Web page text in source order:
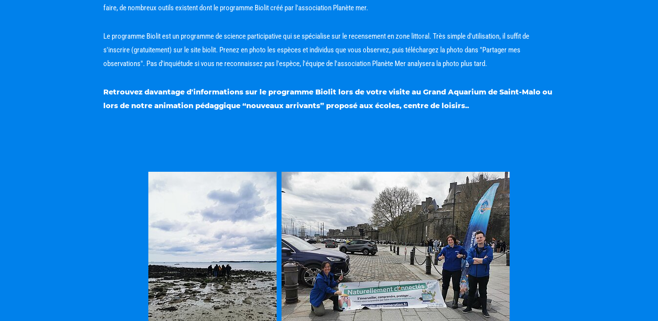
faire, de nombreux outils existent dont le programme Biolit créé par l'association Planète mer.
Le programme Biolit est un programme de science participative qui se spécialise sur le recensement en zone littoral. Très simple d'utilisation, il suffit de
s'inscrire (gratuitement) sur le site biolit. Prenez en photo les espèces et individus que vous observez, puis téléchargez la photo dans "Partager mes
observations". Pas d'inquiétude si vous ne reconnaissez pas l'espèce, l'équipe de l'association Planète Mer analysera la photo plus tard.
Retrouvez davantage d'informations sur le programme Biolit lors de votre visite au Grand Aquarium de Saint-Malo ou
lors de notre animation pédaggique “nouveaux arrivants” proposé aux écoles, centre de loisirs..